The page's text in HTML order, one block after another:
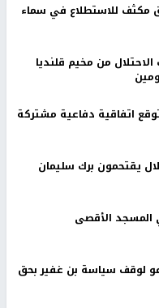
مكثف للاستطلاع في سماء
من مخيم قلنديا
اتفاقية دفاعية مشتركة
يقتحمون برك سليمان
لوقف سياسة بن غفير بحق